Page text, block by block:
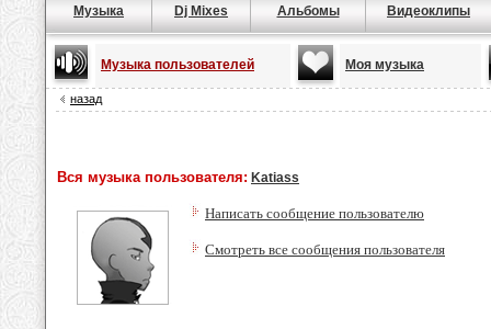
Музыка Dj Mixes Альбомы Видеоклипы
Музыка пользователей Моя музыка
назад
Вся музыка пользователя: Katiass
Написать сообщение пользователю
Смотреть все сообщения пользователя